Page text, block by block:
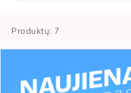
Produktų: 7